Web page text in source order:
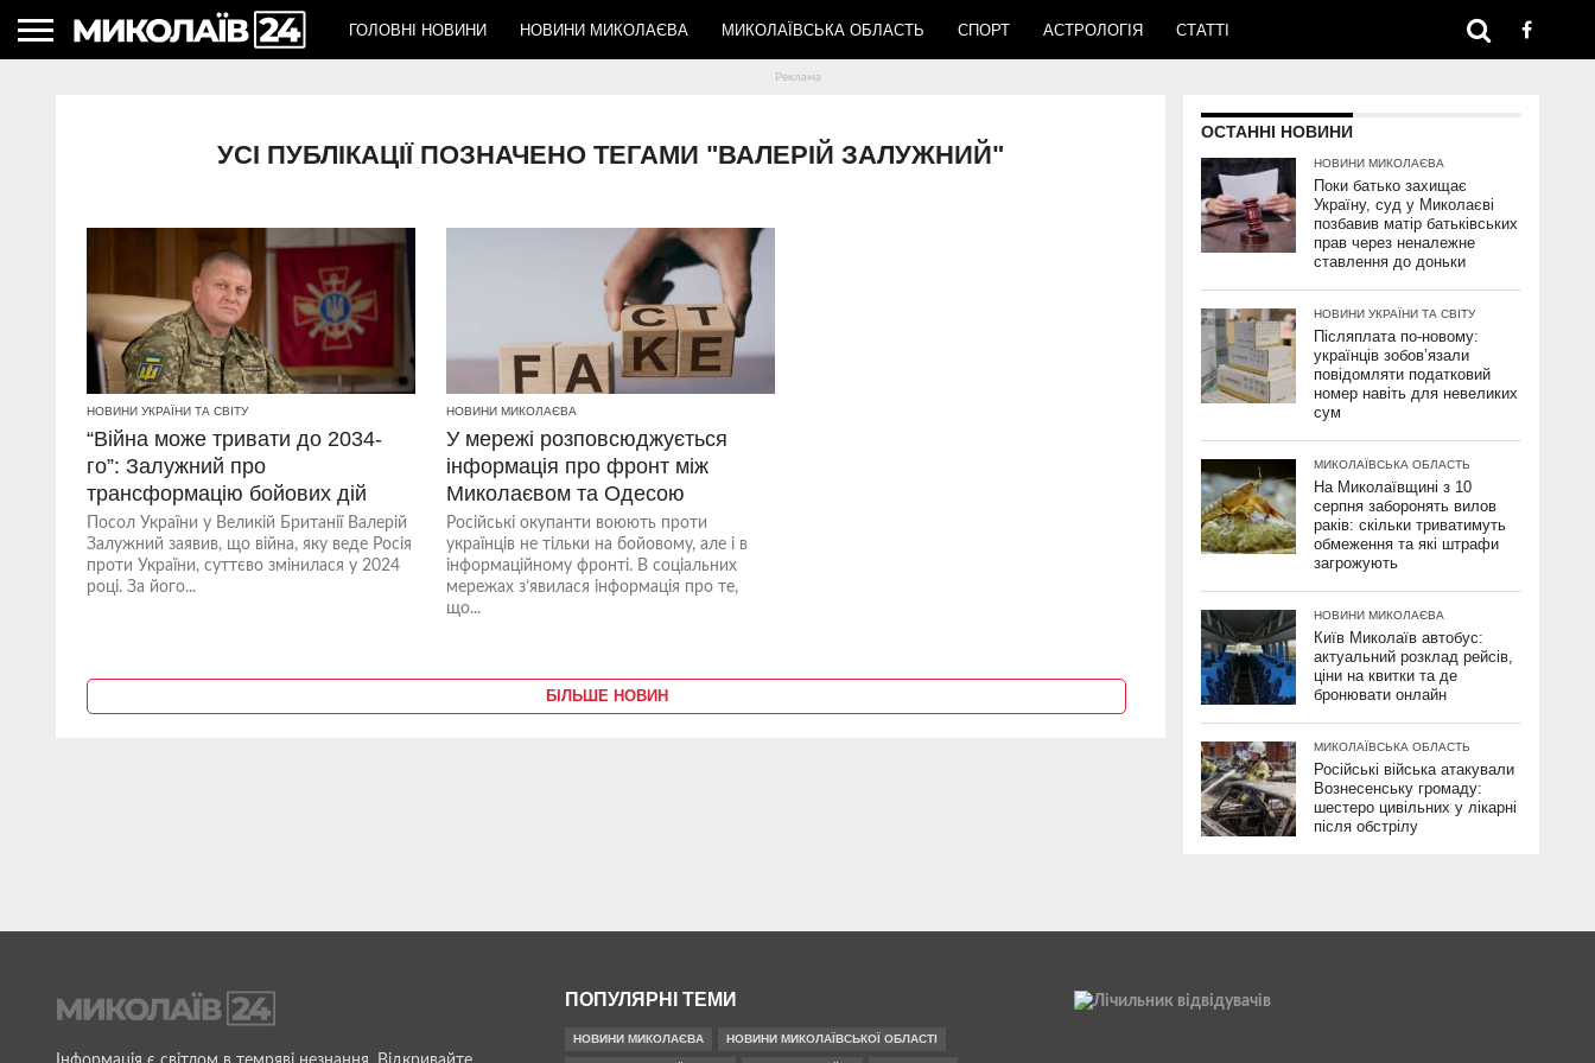
ГОЛОВНІ НОВИНИ НОВИНИ МИКОЛАЄВА МИКОЛАЇВСЬКА ОБЛАСТЬ СПОРТ АСТРОЛОГІЯ СТАТТІ
УСІ ПУБЛІКАЦІЇ ПОЗНАЧЕНО ТЕГАМИ "ВАЛЕРІЙ ЗАЛУЖНИЙ"
НОВИНИ УКРАЇНИ ТА СВІТУ
“Війна може тривати до 2034-
го”: Залужний про
трансформацію бойових дій
Посол України у Великій Британії Валерій
Залужний заявив, що війна, яку веде Росія
проти України, суттєво змінилася у 2024
році. За його...
НОВИНИ МИКОЛАЄВА
У мережі розповсюджується
інформація про фронт між
Миколаєвом та Одесою
Російські окупанти воюють проти
українців не тільки на бойовому, але і в
інформаційному фронті. В соціальних
мережах з’явилася інформація про те,
що...
БІЛЬШЕ НОВИН
ОСТАННІ НОВИНИ
НОВИНИ МИКОЛАЄВА
Поки батько захищає
Україну, суд у Миколаєві
позбавив матір батьківських
прав через неналежне
ставлення до доньки
НОВИНИ УКРАЇНИ ТА СВІТУ
Післяплата по-новому:
українців зобов’язали
повідомляти податковий
номер навіть для невеликих
сум
МИКОЛАЇВСЬКА ОБЛАСТЬ
На Миколаївщині з 10
серпня заборонять вилов
раків: скільки триватимуть
обмеження та які штрафи
загрожують
НОВИНИ МИКОЛАЄВА
Київ Миколаїв автобус:
актуальний розклад рейсів,
ціни на квитки та де
бронювати онлайн
МИКОЛАЇВСЬКА ОБЛАСТЬ
Російські війська атакували
Вознесенську громаду:
шестеро цивільних у лікарні
після обстрілу
ПОПУЛЯРНІ ТЕМИ
НОВИНИ МИКОЛАЄВА НОВИНИ МИКОЛАЇВСЬКОЇ ОБЛАСТІ